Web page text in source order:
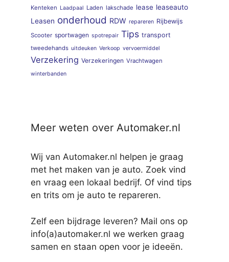
Kenteken Laadpaal Laden lakschade lease leaseauto
Leasen onderhoud RDW repareren Rijbewijs
Scooter sportwagen spotrepair Tips transport
tweedehands uitdeuken Verkoop vervoermiddel
Verzekering Verzekeringen Vrachtwagen
winterbanden
Meer weten over Automaker.nl
Wij van Automaker.nl helpen je graag
met het maken van je auto. Zoek vind
en vraag een lokaal bedrijf. Of vind tips
en trits om je auto te repareren.
Zelf een bijdrage leveren? Mail ons op
info(a)automaker.nl we werken graag
samen en staan open voor je ideeën.